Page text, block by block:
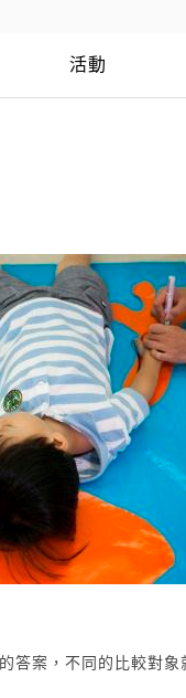
活動
答案，不同的比較對